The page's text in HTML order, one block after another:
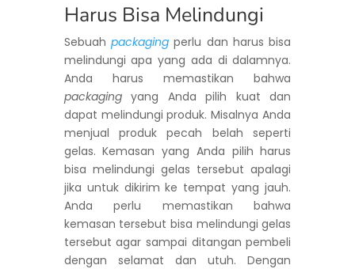
Harus Bisa Melindungi
Sebuah packaging perlu dan harus bisa
melindungi apa yang ada di dalamnya.
Anda harus memastikan bahwa
packagingyang Anda pilih kuat dan
dapat melindungi produk. Misalnya Anda
menjual produk pecah belah seperti
gelas. Kemasan yang Anda pilih harus
bisa melindungi gelas tersebut apalagi
jika untuk dikirim ke tempat yang jauh.
Anda perlu memastikan bahwa
kemasan tersebut bisa melindungi gelas
tersebut agar sampai ditangan pembeli
dengan selamat dan utuh. Dengan